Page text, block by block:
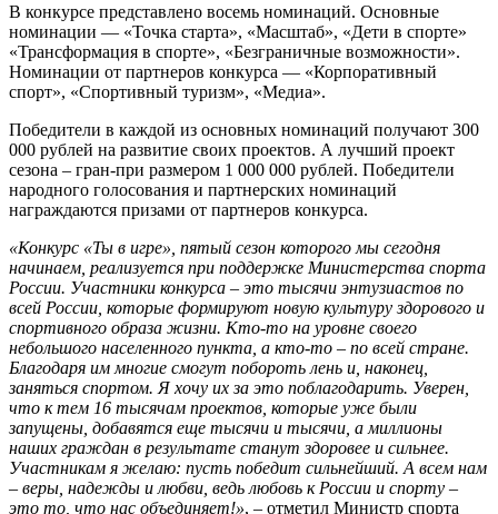
В конкурсе представлено восемь номинаций. Основные
номинации — «Точка старта», «Масштаб», «Дети в спорте»
«Трансформация в спорте», «Безграничные возможности».
Номинации от партнеров конкурса — «Корпоративный
спорт», «Спортивный туризм», «Медиа».
Победители в каждой из основных номинаций получают 300
000 рублей на развитие своих проектов. А лучший проект
сезона – гран-при размером 1 000 000 рублей. Победители
народного голосования и партнерских номинаций
награждаются призами от партнеров конкурса.
«Конкурс «Ты в игре», пятый сезон которого мы сегодня
начинаем, реализуется при поддержке Министерства спорта
России. Участники конкурса – это тысячи энтузиастов по
всей России, которые формируют новую культуру здорового и
спортивного образа жизни. Кто-то на уровне своего
небольшого населенного пункта, а кто-то – по всей стране.
Благодаря им многие смогут побороть лень и, наконец,
заняться спортом. Я хочу их за это поблагодарить. Уверен,
что к тем 16 тысячам проектов, которые уже были
запущены, добавятся еще тысячи и тысячи, а миллионы
наших граждан в результате станут здоровее и сильнее.
Участникам я желаю: пусть победит сильнейший. А всем нам
– веры, надежды и любви, ведь любовь к России и спорту –
это то, что нас объединяет!», – отметил Министр спорта